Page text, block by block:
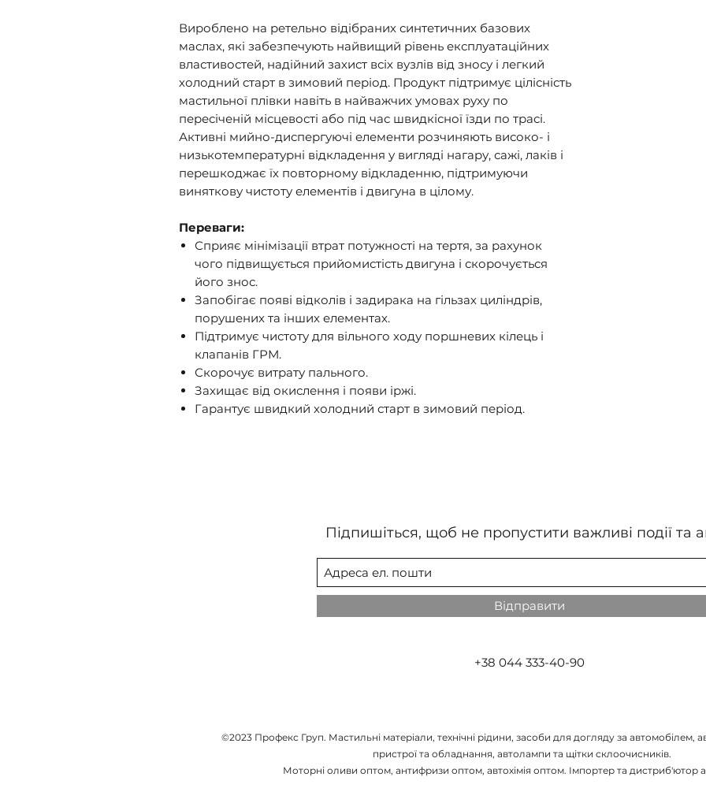
Вироблено на ретельно відібраних синтетичних базових
маслах, які забезпечують найвищий рівень експлуатаційних
властивостей, надійний захист всіх вузлів від зносу і легкий
холодний старт в зимовий період. Продукт підтримує цілісність
мастильної плівки навіть в найважчих умовах руху по
пересіченій місцевості або під час швидкісної їзди по трасі.
Активні мийно-диспергуючі елементи розчиняють високо- і
низькотемпературні відкладення у вигляді нагару, сажі, лаків і
перешкоджає їх повторному відкладенню, підтримуючи
виняткову чистоту елементів і двигуна в цілому.
Переваги:
Сприяє мінімізації втрат потужності на тертя, за рахунок
чого підвищується прийомистість двигуна і скорочується
його знос.
Запобігає появі відколів і задирака на гільзах циліндрів,
порушених та інших елементах.
Підтримує чистоту для вільного ходу поршневих кілець і
клапанів ГРМ.
Скорочує витрату пального.
Захищає від окислення і появи іржі.
Гарантує швидкий холодний старт в зимовий період.
Підпишіться, щоб не пропустити важливі події та
Відправити
+38 044 333-40-90
©2023 Профекс Груп. Мастильні матеріали, технічні рідини, засоби для догляду за автомобілем,
пристрої та обладнання, автолампи та щітки склоочисників.
Моторні оливи оптом, антифризи оптом, автохімія оптом. Імпортер та дистриб'ютор